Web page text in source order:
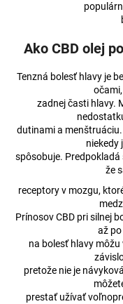
Ako CBD olej
Tenzná bolesť hlavy je
zadnej časti hlavy.
dutinami a
niekedy
spôsobuje. Predpokladá
že
receptory v mozgu,
Prínosov CBD pri silnej
až
na bolesť hlavy
pretože nie je
prestať užívať
m
e
BROAD-
SPECTRUM
PRE
ZVIERATÁ
Pôvodne: